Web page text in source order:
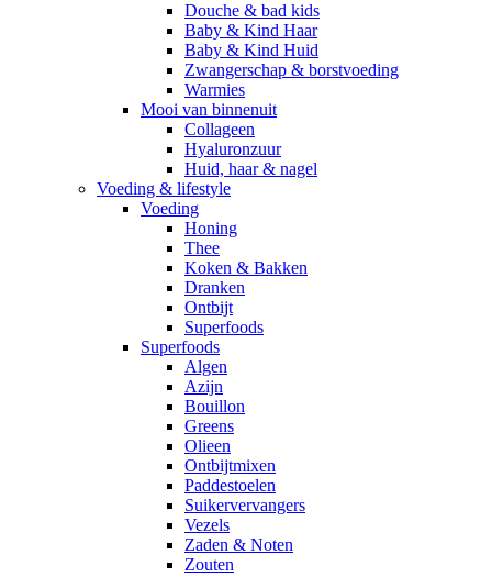
Douche & bad kids
Baby & Kind Haar
Baby & Kind Huid
Zwangerschap & borstvoeding
Warmies
Mooi van binnenuit
Collageen
Hyaluronzuur
Huid, haar & nagel
Voeding & lifestyle
Voeding
Honing
Thee
Koken & Bakken
Dranken
Ontbijt
Superfoods
Superfoods
Algen
Azijn
Bouillon
Greens
Olieen
Ontbijtmixen
Paddestoelen
Suikervervangers
Vezels
Zaden & Noten
Zouten